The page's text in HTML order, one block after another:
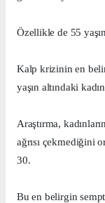
Özellikle de 55
Kalp krizinin en
yaşın altındaki
Araştırma,
ağrısı çekmediğini
30.
Bu en belirgin